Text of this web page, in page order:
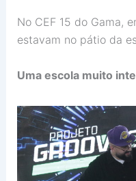
No CEF 15 do Gama,
estavam no pátio da
Uma escola muito